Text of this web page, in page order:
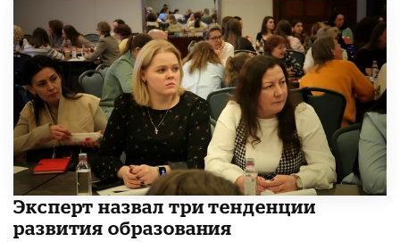
Эксперт назвал три тенденции
развития образования